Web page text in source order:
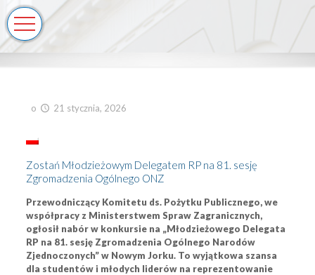
o 21 stycznia, 2026
Zostań Młodzieżowym Delegatem RP na 81. sesję
Zgromadzenia Ogólnego ONZ
Przewodniczący Komitetu ds. Pożytku Publicznego, we
współpracy z Ministerstwem Spraw Zagranicznych,
ogłosił nabór w konkursie na „Młodzieżowego Delegata
RP na 81. sesję Zgromadzenia Ogólnego Narodów
Zjednoczonych” w Nowym Jorku. To wyjątkowa szansa
dla studentów i młodych liderów na reprezentowanie